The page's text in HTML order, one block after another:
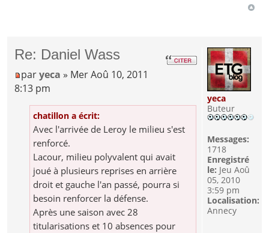
Re: Daniel Wass
paryeca » Mer Aoû 10, 2011
8:13 pm
chatillon a écrit:
Avec l'arrivée de Leroy le milieu s'est
renforcé.
Lacour, milieu polyvalent qui avait
joué à plusieurs reprises en arrière
droit et gauche l'an passé, pourra si
besoin renforcer la défense.
Après une saison avec 28
titularisations et 10 absences pour
yeca
Buteur
Messages:
1718
Enregistré
le: Jeu Aoû
05, 2010
3:59 pm
Localisation:
Annecy